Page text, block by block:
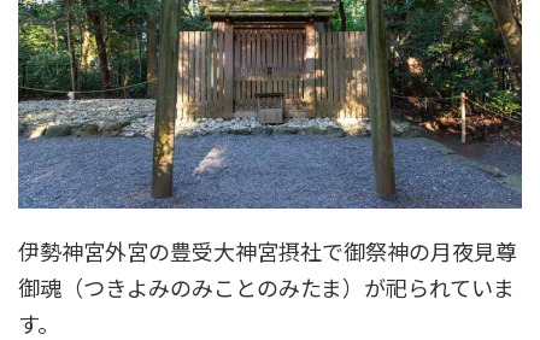
伊勢神宮外宮の豊受大神宮摂社で御祭神の月夜見尊
御魂（つきよみのみことのみたま）が祀られていま
す。